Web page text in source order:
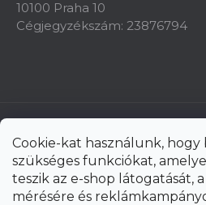
Cookie-kat használunk, hogy
szükséges funkciókat,
teszik az e-shop látogatását,
mérésére és
10100 Praha 10
Cégjegyzékszám: 23876794